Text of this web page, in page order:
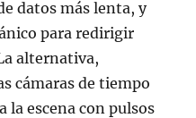
datos más lenta, y
para redirigir
alternativa,
cámaras de tiempo
la escena con pulsos